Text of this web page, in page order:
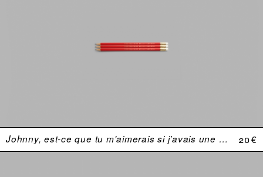
Johnny, est-ce que tu m'aimerais si j’avais une plus grosse bite ? 20 €